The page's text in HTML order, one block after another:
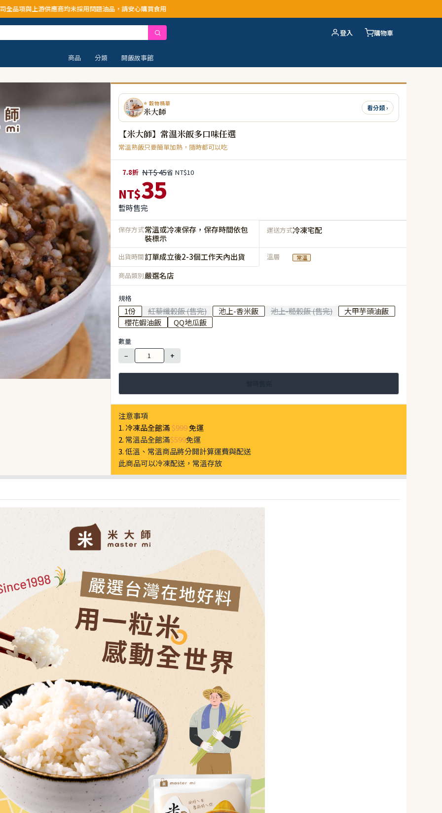
採用問題油品，請安心購買食用
登入 購物車
商品 分類 開飯故事館
⭐ 穀物精華
米大師 看分類 ›
【米大師】常溫米飯多口味任選
常溫熟飯只要簡單加熱，隨時都可以吃
7.8折 NT$ 45省 NT$10
NT$35
暫時售完
保存方式常溫或冷凍保存，保存時間依包
裝標示
運送方式冷凍宅配
出貨時間訂單成立後2-3個工作天內出貨 溫層 常溫
商品類別嚴選名店
規格
1份 紅藜纖穀飯 (售完) 池上-香米飯 池上-糙穀飯 (售完)
大甲芋頭油飯
櫻花蝦油飯
QQ地瓜飯
數量
−
+
注意事項
1. 冷凍品全館滿 $999免運
2. 常溫品全館滿$599免運
3.低溫、常溫商品將分開計算運費與配送
此商品可以冷凍配送，常溫存放